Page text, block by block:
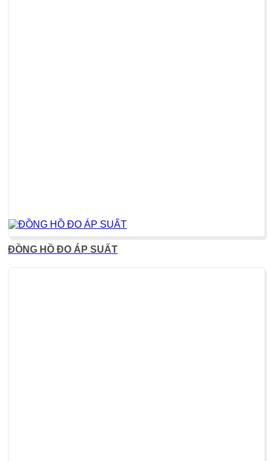
ĐỒNG HỒ ĐO ÁP SUẤT